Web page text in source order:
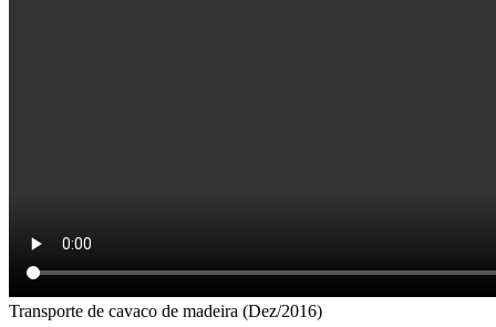
Transporte de cavaco de madeira (Dez/2016)